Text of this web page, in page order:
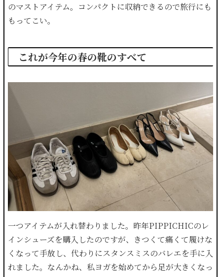
のマストアイテム。コンパクトに収納できるので旅行にも
もってこい。
これが今年の春の靴のすべて
一つアイテムが入れ替わりました。昨年PIPPICHICのレ
インシューズを購入したのですが、きつくて痛くて履けな
くなって手放し、代わりにスタンスミスのバレエを手に入
れました。なんかね、私ヨガを始めてから足が大きくなっ